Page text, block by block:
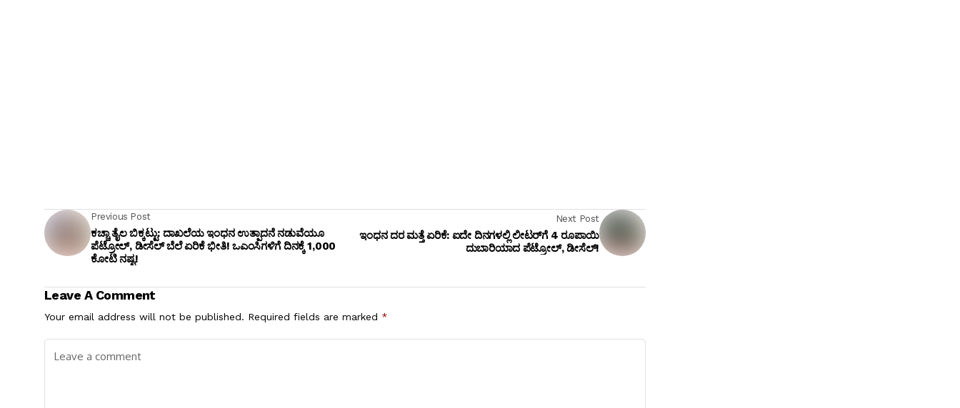
Previous Post
ಕಚ್ಚಾ ತೈಲ ಬಿಕ್ಕಟ್ಟು: ದಾಖಲೆಯ ಇಂಧನ ಉತ್ಪಾದನೆ ನಡುವೆಯೂ
ಪೆಟ್ರೋಲ್, ಡೀಸೆಲ್ ಬೆಲೆ ಏರಿಕೆ ಭೀತಿ! ಒಎಂಸಿಗಳಿಗೆ ದಿನಕ್ಕೆ ₹1,000
ಕೋಟಿ ನಷ್ಟ!
Next Post
ಇಂಧನ ದರ ಮತ್ತೆ ಏರಿಕೆ: ಐದೇ ದಿನಗಳಲ್ಲಿ ಲೀಟರ್‌ಗೆ 4 ರೂಪಾಯಿ
ದುಬಾರಿಯಾದ ಪೆಟ್ರೋಲ್, ಡೀಸೆಲ್!
Leave A Comment
Your email address will not be published. Required fields are marked *